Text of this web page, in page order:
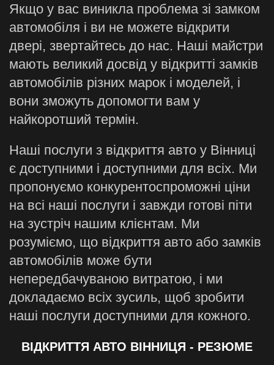
Якщо у вас виникла проблема зі замком
автомобіля і ви не можете відкрити
двері, звертайтесь до нас. Наші майстри
мають великий досвід у відкритті замків
автомобілів різних марок і моделей, і
вони зможуть допомогти вам у
найкоротший термін.
Наші послуги з відкриття авто у Вінниці
є доступними і доступними для всіх. Ми
пропонуємо конкурентоспроможні ціни
на всі наші послуги і завжди готові піти
на зустріч нашим клієнтам. Ми
розуміємо, що відкриття авто або замків
автомобілів може бути
непередбачуваною витратою, і ми
докладаємо всіх зусиль, щоб зробити
наші послуги доступними для кожного.
ВІДКРИТТЯ АВТО ВІННИЦЯ - РЕЗЮМЕ